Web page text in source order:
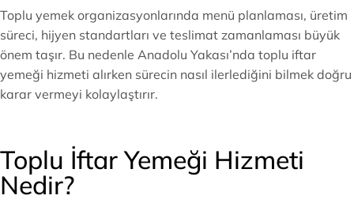
Toplu yemek organizasyonlarında menü planlaması, üretim
süreci, hijyen standartları ve teslimat zamanlaması büyük
önem taşır. Bu nedenle Anadolu Yakası’nda toplu iftar
yemeği hizmeti alırken sürecin nasıl ilerlediğini bilmek doğru
karar vermeyi kolaylaştırır.
Toplu İftar Yemeği Hizmeti
Nedir?